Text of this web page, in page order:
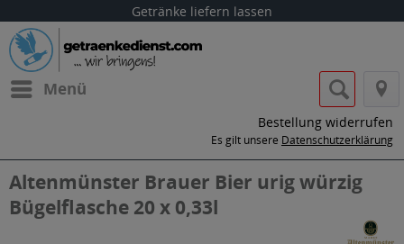
Getränke liefern lassen
Menü
Bestellung widerrufen
Es gilt unsere Datenschutzerklärung
Altenmünster Brauer Bier urig würzig
Bügelflasche 20 x 0,33l